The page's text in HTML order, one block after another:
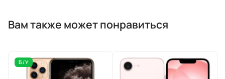
Вам также может понравиться
Б/У